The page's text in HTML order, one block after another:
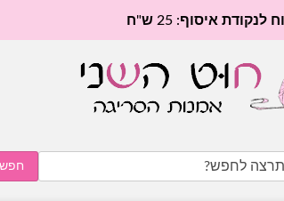
איסוף: 25 ש"ח